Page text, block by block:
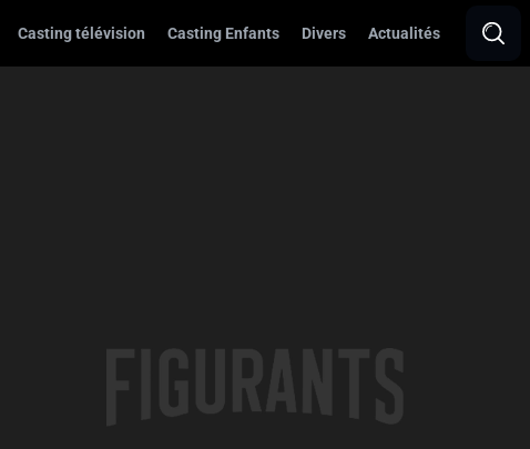
Casting télévision Casting Enfants Divers Actualités